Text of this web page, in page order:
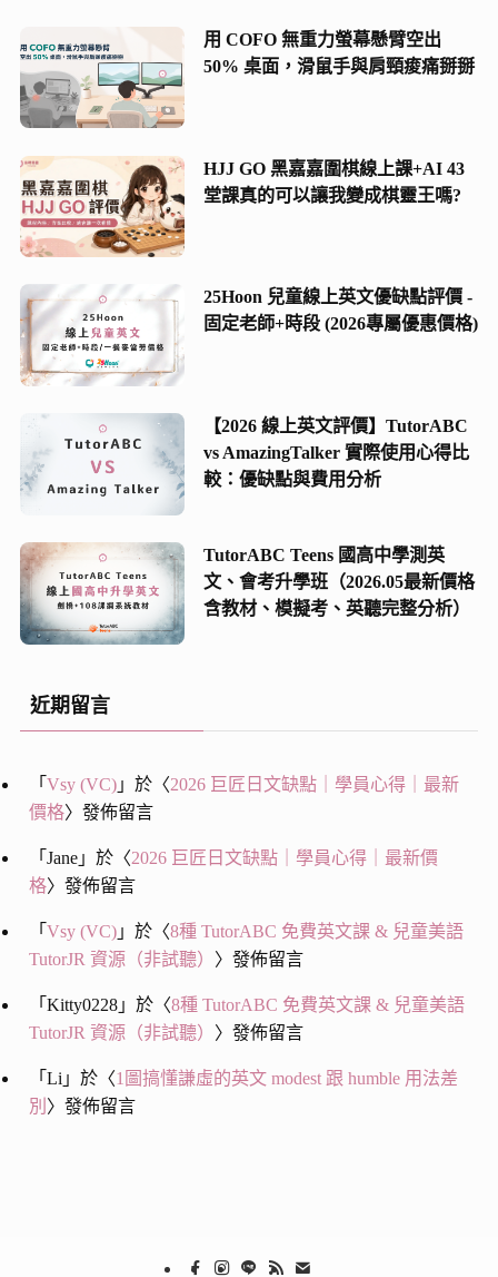
(8)
(21)
(13)
用 COFO 無重力螢幕懸臂空出
50% 桌面，滑鼠手與肩頸痠痛掰掰
HJJ GO 黑嘉嘉圍棋線上課+AI 43
堂課真的可以讓我變成棋靈王嗎?
25Hoon 兒童線上英文優缺點評價 -
固定老師+時段 (2026專屬優惠價格)
【2026 線上英文評價】TutorABC
vs AmazingTalker 實際使用心得比
較：優缺點與費用分析
TutorABC Teens 國高中學測英
文、會考升學班（2026.05最新價格
含教材、模擬考、英聽完整分析）
近期留言
「 Vsy (VC)」於〈2026 巨匠日文缺點｜學員心得｜最新
價格〉發佈留言
「 Jane」於〈2026 巨匠日文缺點｜學員心得｜最新價
格〉發佈留言
「 Vsy (VC)」於〈8種 TutorABC 免費英文課 & 兒童美語
TutorJR 資源（非試聽） 〉發佈留言
「 Kitty0228」於〈8種 TutorABC 免費英文課 & 兒童美語
TutorJR 資源（非試聽） 〉發佈留言
「 Li 」於〈1圖搞懂謙虛的英文 modest 跟 humble 用法差
別 〉發佈留言